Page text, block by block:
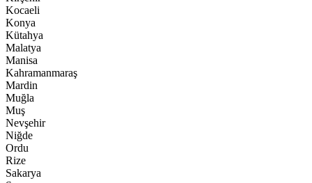
Kocaeli
Konya
Kütahya
Malatya
Manisa
Kahramanmaraş
Mardin
Muğla
Muş
Nevşehir
Niğde
Ordu
Rize
Sakarya